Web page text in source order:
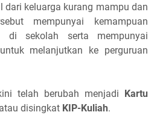
dari keluarga kurang mampu dan
mempunyai kemampuan
di sekolah serta mempunyai
melanjutkan ke perguruan
telah berubah menjadi Kartu
atau disingkat KIP-Kuliah.